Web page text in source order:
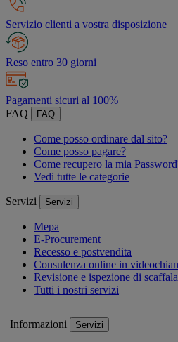
Servizio clienti a vostra disposizione
Reso entro 30 giorni
Pagamenti sicuri al 100%
FAQ
FAQ
Come posso ordinare dal sito?
Come posso pagare?
Come recupero la mia
Vedi tutte le categorie
Servizi Servizi
Mepa
E-Procurement
Recesso e postvendita
Consulenza online in
Revisione e ispezione di
Tutti i nostri servizi
Informazioni Servizi